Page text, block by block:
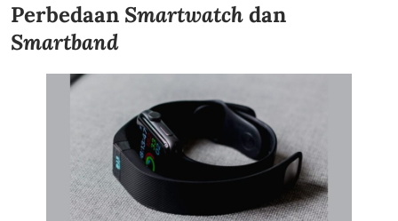
Perbedaan Smartwatchdan
Smartband